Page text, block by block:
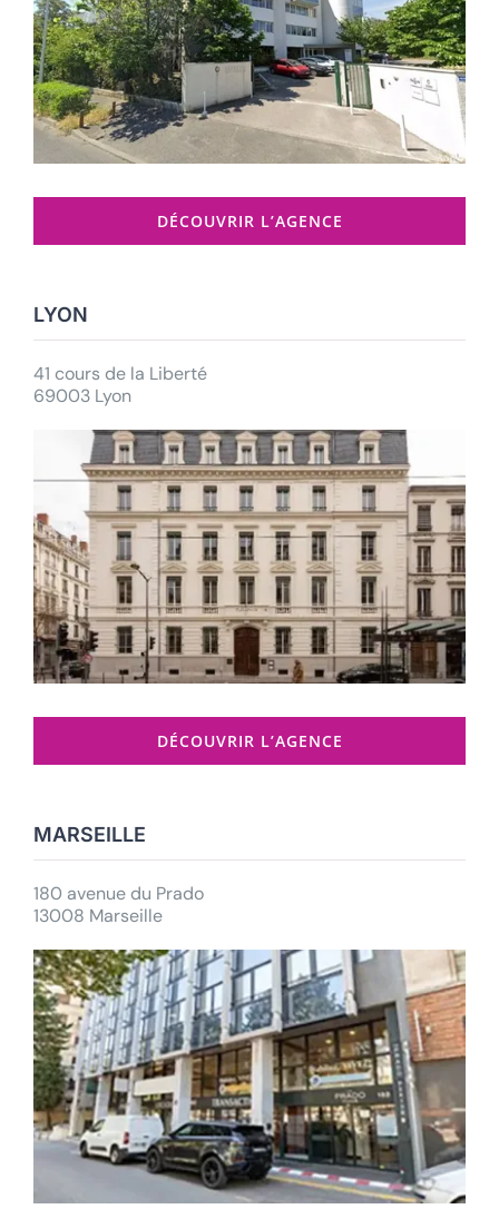
DÉCOUVRIR L’AGENCE
LYON
41 cours de la Liberté
69003 Lyon
DÉCOUVRIR L’AGENCE
MARSEILLE
180 avenue du Prado
13008 Marseille
Testez votre éligibilié
Bilan de Compétences
Répondez à nos questions ci-
dessous et… verdict !
Testez votre éligibilié à la VAE
Répondez à nos questions ci-dessous et… verdict !